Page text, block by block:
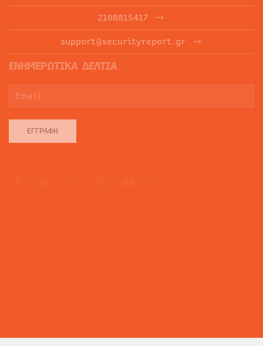
2108815417
support@securityreport.gr
ΕΝΗΜΕΡΩΤΙΚΑ ΔΕΛΤΙΑ
ΕΓΓΡΑΦΉ